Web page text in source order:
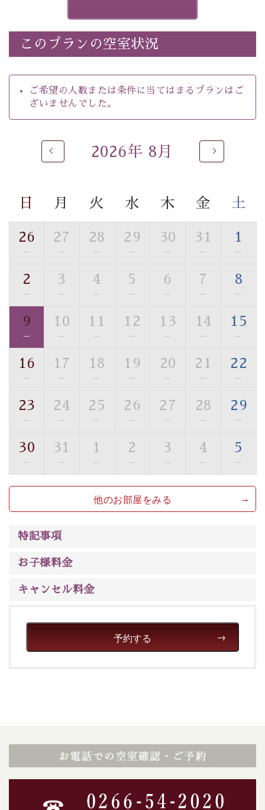
※ホタルの発生は自然条件に左右されるため、ご覧いた
だけない場合もございます。
-----------【安心への取り組み】----------
滞在いただけるよう
30項目以上からなる独自の衛生・消毒プログラムの基、
徹底した衛生管理を行っております。
■内容&特典■
・諏訪大社4社を巡る無料参拝バス（事前予約制）
・館内着をご用意
・就寝用パジャマをご用意
・環境に配慮したアメニティをご用意
・駐車場完備
・チェックイン15時、チェックアウト10時
【お食事】
・朝夕個室料亭で個室食
・夕食は地産地消の創作和会席 美湖膳（二十四節気と
いう昔の暦による料理表現）
の効果が高い、極めて希有な源泉です。身も心も癒され
るご入浴をお愉しみください。
■お座敷風呂（大浴場）
温泉の成分に合わせ、防菌防カビの特殊素材の畳を使
用。 足元が柔らかく、そして滑りにくい畳のお風呂で
※男性大浴場までのご移動には階段がございます。 予め
ご了承のほどお願いいたします。
■貸切温泉風呂 （40分2000円）
眺望はございませんが、源泉掛け流しの温泉の質を楽し
トな空間をお愉しみください。
■諏訪大社4社を巡る無料参拝バス
※年末年始及び御柱祭前後は運行しておりません
以上が送迎バスで行くホタル観賞プラン《2食付き》の
このプランの空室状況
ご希望の人数または条件に当てはまるプランはご
ざいませんでした。
2026年 8月
日 月 火 水 木 金 土
26
—
27
—
28
—
29
—
30
—
31
—
1
—
2
—
3
—
4
—
5
—
6
—
7
—
8
—
9
—
10
—
11
—
12
—
13
—
14
—
15
—
16
—
17
—
18
—
19
—
20
—
21
—
22
—
23
—
24
—
25
—
26
—
27
—
28
—
29
—
30
—
31
—
1
—
2
—
3
—
4
—
5
—
他のお部屋をみる
特記事項
お子様料金
キャンセル料金
予約する